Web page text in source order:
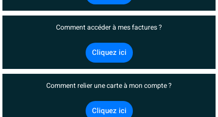
Comment accéder à mes factures ?
Cliquez ici
Comment relier une carte à mon compte ?
Cliquez ici